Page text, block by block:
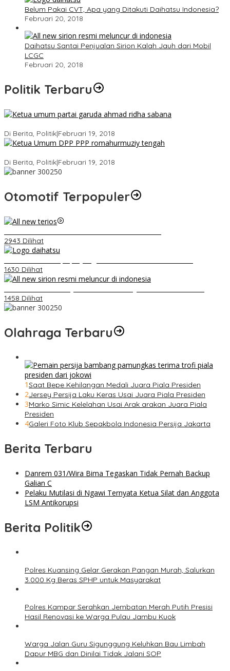
Belum Pakai CVT, Apa yang Ditakuti Daihatsu Indonesia?
Februari 20, 2018
Daihatsu Santai Penjualan Sirion Kalah Jauh dari Mobil
LCGC
Februari 20, 2018
Politik Terbaru
Di Berita, Politik|Februari 19, 2018
Di Berita, Politik|Februari 19, 2018
Otomotif Terpopuler
2943 Dilihat
1630 Dilihat
1458 Dilihat
Olahraga Terbaru
1Saat Bepe Kehilangan Medali Juara Piala Presiden
2Jersey Persija Laku Keras Usai Juara Piala Presiden
3Marko Simic Kelelahan Usai Arak arakan Juara Piala
Presiden
4Galeri Foto Klub Sepakbola Indonesia Persija Jakarta
Berita Terbaru
Danrem 031/Wira Bima Tegaskan Tidak Pernah Backup
Galian C
Pelaku Mutilasi di Ngawi Ternyata Ketua Silat dan Anggota
LSM Antikorupsi
Berita Politik
Polres Kuansing Gelar Gerakan Pangan Murah, Salurkan
3.000 Kg Beras SPHP untuk Masyarakat
Polres Kampar Serahkan Jembatan Merah Putih Presisi
Hasil Renovasi ke Warga Pulau Jambu Kuok
Warga Jalan Guru Sigunggung Keluhkan Bau Limbah
Dapur MBG dan Dinilai Tidak Jalani SOP